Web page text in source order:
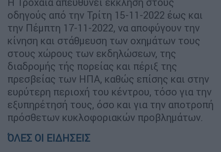
οδηγούς από την Τρίτη 15-11-2022 έως και
την Πέμπτη 17-11-2022, να αποφύγουν την
κίνηση και στάθμευση των οχημάτων τους
στους χώρους των εκδηλώσεων, της
διαδρομής τής πορείας και πέριξ της
πρεσβείας των ΗΠΑ, καθώς επίσης και στην
ευρύτερη περιοχή του κέντρου, τόσο για την
εξυπηρέτησή τους, όσο και για την αποτροπή
πρόσθετων κυκλοφοριακών προβλημάτων.
ΌΛΕΣ ΟΙ ΕΙΔΗΣΕΙΣ